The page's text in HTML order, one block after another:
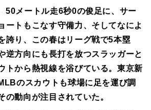
50メートル走6秒0の俊足に、サー
ートもこなす守備力、そしてなによ
誇り、この春はリーグ戦で5本塁
逆方向にも長打を放つスラッガーと
トから熱視線を浴びている。東京新
のスカウトも球場に足を運び調
の動向が注目されていた。